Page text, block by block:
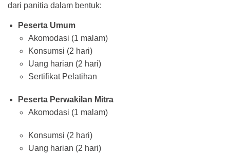
dari panitia dalam bentuk:
Peserta Umum
Akomodasi (1 malam)
Konsumsi (2 hari)
Uang harian (2 hari)
Sertifikat Pelatihan
Peserta Perwakilan Mitra
Akomodasi (1 malam)
Konsumsi (2 hari)
Uang harian (2 hari)